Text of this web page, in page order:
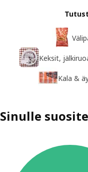
Keksit,
Kala &
Sinulle